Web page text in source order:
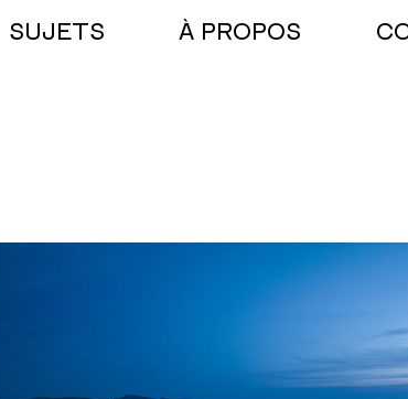
SUJETS À PROPOS